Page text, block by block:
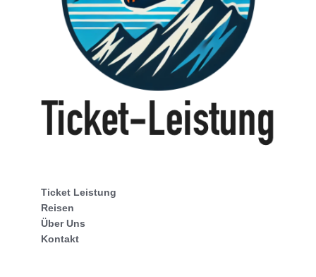
Ticket Leistung
Reisen
Über Uns
Kontakt